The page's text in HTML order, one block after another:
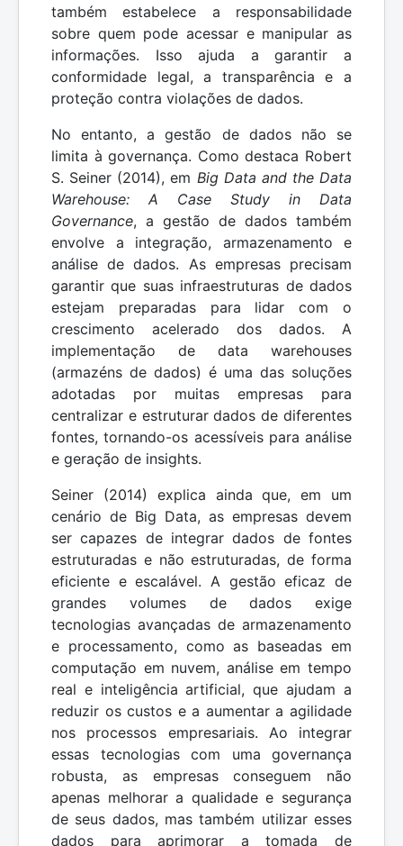
também estabelece a responsabilidade
sobre quem pode acessar e manipular as
informações. Isso ajuda a garantir a
conformidade legal, a transparência e a
proteção contra violações de dados.
No entanto, a gestão de dados não se
limita à governança. Como destaca Robert
S. Seiner (2014), em Big Data and the Data
Warehouse: A Case Study in Data
Governance, a gestão de dados também
envolve a integração, armazenamento e
análise de dados. As empresas precisam
garantir que suas infraestruturas de dados
estejam preparadas para lidar com o
crescimento acelerado dos dados. A
implementação de data warehouses
(armazéns de dados) é uma das soluções
adotadas por muitas empresas para
centralizar e estruturar dados de diferentes
fontes, tornando-os acessíveis para análise
e geração de insights.
Seiner (2014) explica ainda que, em um
cenário de Big Data, as empresas devem
ser capazes de integrar dados de fontes
estruturadas e não estruturadas, de forma
eficiente e escalável. A gestão eficaz de
grandes volumes de dados exige
tecnologias avançadas de armazenamento
e processamento, como as baseadas em
computação em nuvem, análise em tempo
real e inteligência artificial, que ajudam a
reduzir os custos e a aumentar a agilidade
nos processos empresariais. Ao integrar
essas tecnologias com uma governança
robusta, as empresas conseguem não
apenas melhorar a qualidade e segurança
de seus dados, mas também utilizar esses
dados para aprimorar a tomada de